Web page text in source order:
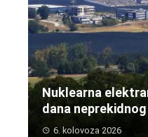
Nuklearna
dana
6. kolovoza 2026